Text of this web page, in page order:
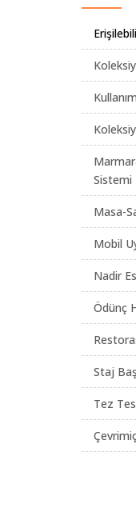
Sistemi
Masa-
Mobil
Nadir
Ödünç
Staj
Tez